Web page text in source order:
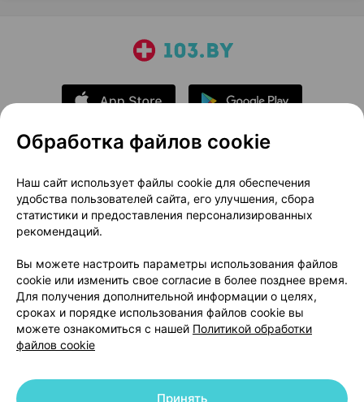
О проекте
Новости проекта
Размещение рекламы
Медицинский маркетинг
Публичный договор
Доставка
Способы оплаты
Вакансии
Партнеры
Написать руководителю 103.by
Написать в поддержку
Персональные настройки Cookie
Обработка файлов cookie
Наш сайт использует файлы cookie для обеспечения
удобства пользователей сайта, его улучшения, сбора
статистики и предоставления персонализированных
рекомендаций.
Вы можете настроить параметры использования файлов
cookie или изменить свое согласие в более позднее время.
Для получения дополнительной информации о целях,
сроках и порядке использования файлов cookie вы
можете ознакомиться с нашей Политикой обработки
файлов cookie
Принять